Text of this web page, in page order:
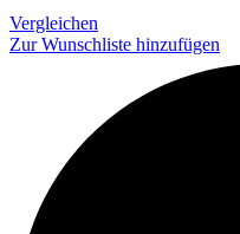
Vergleichen
Zur Wunschliste hinzufügen